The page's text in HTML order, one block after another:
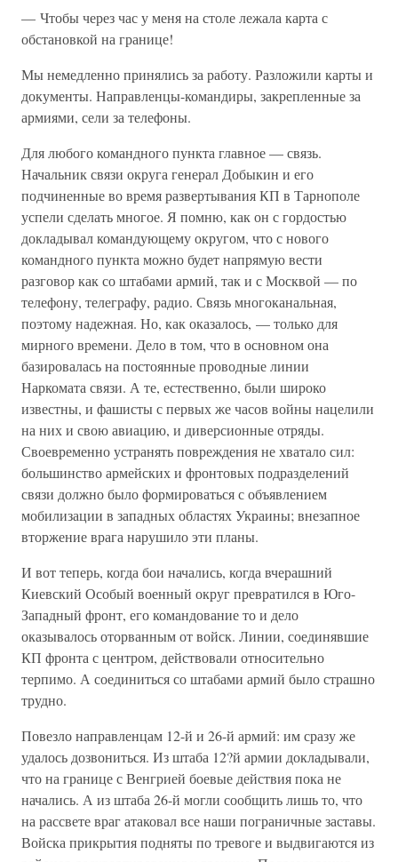
— Чтобы через час у меня на столе лежала карта с
обстановкой на границе!
Мы немедленно принялись за работу. Разложили карты и
документы. Направленцы-командиры, закрепленные за
армиями, сели за телефоны.
Для любого командного пункта главное — связь.
Начальник связи округа генерал Добыкин и его
подчиненные во время развертывания КП в Тарнополе
успели сделать многое. Я помню, как он с гордостью
докладывал командующему округом, что с нового
командного пункта можно будет напрямую вести
разговор как со штабами армий, так и с Москвой — по
телефону, телеграфу, радио. Связь многоканальная,
поэтому надежная. Но, как оказалось, — только для
мирного времени. Дело в том, что в основном она
базировалась на постоянные проводные линии
Наркомата связи. А те, естественно, были широко
известны, и фашисты с первых же часов войны нацелили
на них и свою авиацию, и диверсионные отряды.
Своевременно устранять повреждения не хватало сил:
большинство армейских и фронтовых подразделений
связи должно было формироваться с объявлением
мобилизации в западных областях Украины; внезапное
вторжение врага нарушило эти планы.
И вот теперь, когда бои начались, когда вчерашний
Киевский Особый военный округ превратился в Юго-
Западный фронт, его командование то и дело
оказывалось оторванным от войск. Линии, соединявшие
КП фронта с центром, действовали относительно
терпимо. А соединиться со штабами армий было страшно
трудно.
Повезло направленцам 12-й и 26-й армий: им сразу же
удалось дозвониться. Из штаба 12?й армии докладывали,
что на границе с Венгрией боевые действия пока не
начались. А из штаба 26-й могли сообщить лишь то, что
на рассвете враг атаковал все наши пограничные заставы.
Войска прикрытия подняты по тревоге и выдвигаются из